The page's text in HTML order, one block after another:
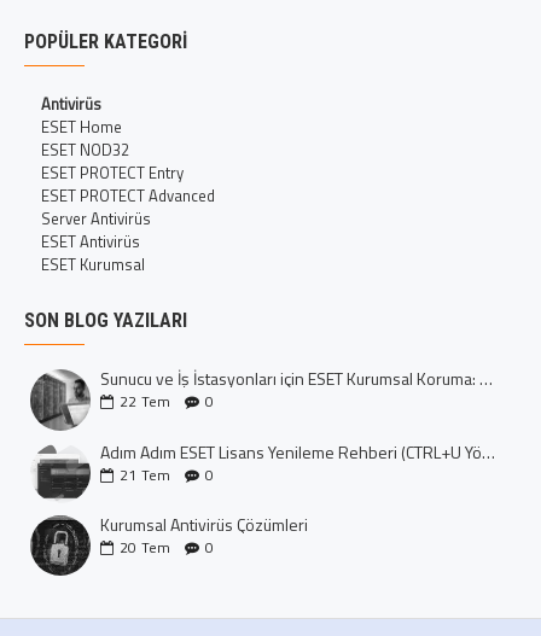
POPÜLER KATEGORI
Antivirüs
ESET Home
ESET NOD32
ESET PROTECT Entry
ESET PROTECT Advanced
Server Antivirüs
ESET Antivirüs
ESET Kurumsal
SON BLOG YAZILARI
Sunucu ve İş İstasyonları için ESET Kurumsal Koruma: Dijital Kalenizi İnşa Edin
22 Tem 0
Adım Adım ESET Lisans Yenileme Rehberi (CTRL+U Yöntemi)
21 Tem 0
Kurumsal Antivirüs Çözümleri
20 Tem 0